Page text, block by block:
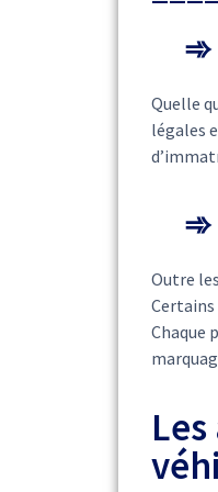
Quelle
légales
Outre
Chaque